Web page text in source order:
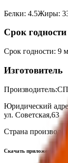
Белки: 4.5Жиры:
Срок годности
Срок годности: 9
Изготовитель
Производитель:СП
Юридический
ул. Советская,63
Страна
Скачать приложение